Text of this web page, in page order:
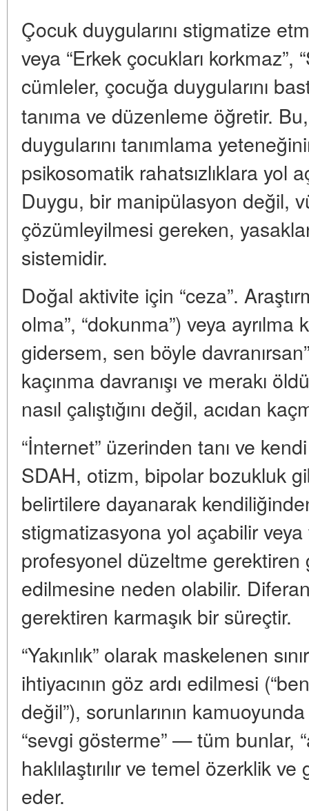
Çocuk duygularını stigmatize
veya “Erkek çocukları korkmaz”,
cümleler, çocuğa duygularını
tanıma ve düzenleme öğretir.
duygularını tanımlama
psikosomatik rahatsızlıklara yol
Duygu, bir manipülasyon değil,
çözümleyilmesi gereken,
sistemidir.
Doğal aktivite için “ceza”.
olma”, “dokunma”) veya
gidersem, sen böyle
kaçınma davranışı ve merakı
nasıl çalıştığını değil, acıdan
“İnternet” üzerinden tanı ve
SDAH, otizm, bipolar bozukluk
belirtilere dayanarak
stigmatizasyona yol açabilir
profesyonel düzeltme gerektiren
edilmesine neden olabilir.
gerektiren karmaşık bir süreçtir.
“Yakınlık” olarak maskelenen
ihtiyacının göz ardı edilmesi
değil”), sorunlarının
“sevgi gösterme” — tüm bunlar,
haklılaştırılır ve temel özerklik
eder.